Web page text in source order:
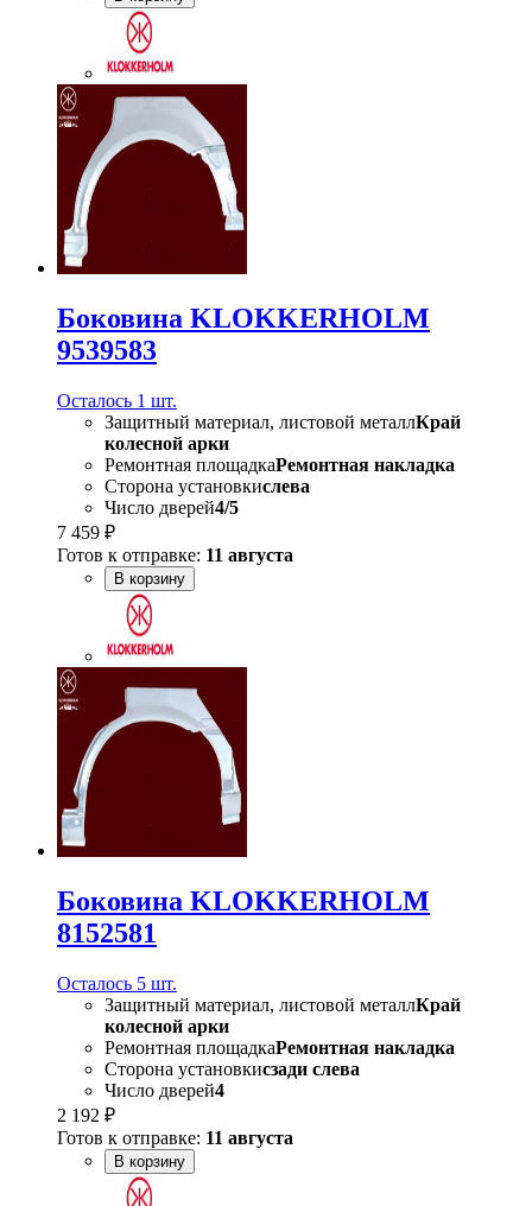
Боковина KLOKKERHOLM
9539583
Осталось 1 шт.
Защитный материал, листовой металлКрай
колесной арки
Ремонтная площадкаРемонтная накладка
Сторона установкислева
Число дверей4/5
7 459 ₽
Готов к отправке: 11 августа
В корзину
Боковина KLOKKERHOLM
8152581
Осталось 5 шт.
Защитный материал, листовой металлКрай
колесной арки
Ремонтная площадкаРемонтная накладка
Сторона установкисзади слева
Число дверей4
2 192 ₽
Готов к отправке: 11 августа
В корзину